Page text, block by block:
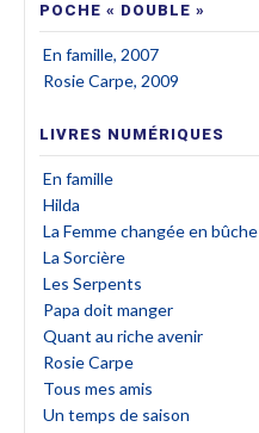
POCHE « DOUBLE »
En famille, 2007
Rosie Carpe, 2009
LIVRES NUMÉRIQUES
En famille
Hilda
La Femme changée en bûche
La Sorcière
Les Serpents
Papa doit manger
Quant au riche avenir
Rosie Carpe
Tous mes amis
Un temps de saison